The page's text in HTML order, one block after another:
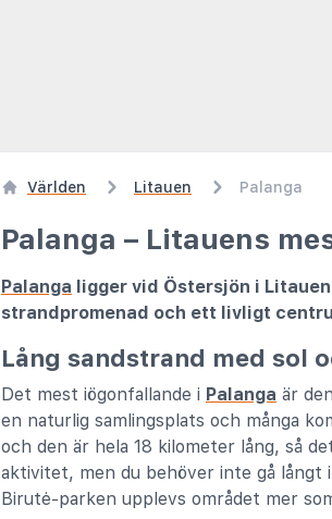
Världen Litauen Palanga
Palanga – Litauens
Palanga ligger vid Östersjön i
strandpromenad och ett livligt
Lång sandstrand med sol
Det mest iögonfallande i Palanga är
en naturlig samlingsplats och många
och den är hela 18 kilometer lång, så
aktivitet, men du behöver inte gå långt
Birutė-parken upplevs området mer